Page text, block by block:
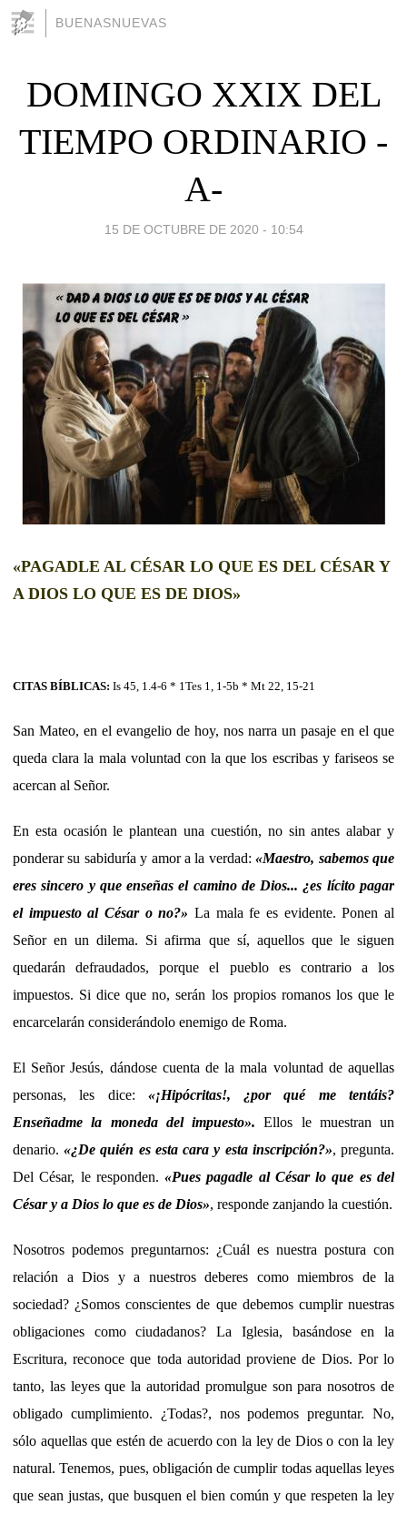
BUENASNUEVAS
DOMINGO XXIX DEL
TIEMPO ORDINARIO -
A-
15 DE OCTUBRE DE 2020 - 10:54
«PAGADLE AL CÉSAR LO QUE ES DEL CÉSAR Y
A DIOS LO QUE ES DE DIOS»
CITAS BÍBLICAS: Is 45, 1.4-6 * 1Tes 1, 1-5b * Mt 22, 15-21
San Mateo, en el evangelio de hoy, nos narra un pasaje en el que
queda clara la mala voluntad con la que los escribas y fariseos se
acercan al Señor.
En esta ocasión le plantean una cuestión, no sin antes alabar y
ponderar su sabiduría y amor a la verdad:«Maestro, sabemos que
eres sincero y que enseñas el camino de Dios... ¿es lícito pagar
el impuesto al César o no?» La mala fe es evidente. Ponen al
Señor en un dilema. Si afirma que sí, aquellos que le siguen
quedarán defraudados, porque el pueblo es contrario a los
impuestos. Si dice que no, serán los propios romanos los que le
encarcelarán considerándolo enemigo de Roma.
El Señor Jesús, dándose cuenta de la mala voluntad de aquellas
personas, les dice: «¡Hipócritas!, ¿por qué me tentáis?
Enseñadme la moneda del impuesto». Ellos le muestran un
denario.«¿De quién es esta cara y esta inscripción?», pregunta.
Del César, le responden.«Pues pagadle al César lo que es del
César y a Dios lo que es de Dios», responde zanjando la cuestión.
Nosotros podemos preguntarnos: ¿Cuál es nuestra postura con
relación a Dios y a nuestros deberes como miembros de la
sociedad? ¿Somos conscientes de que debemos cumplir nuestras
obligaciones como ciudadanos? La Iglesia, basándose en la
Escritura, reconoce que toda autoridad proviene de Dios. Por lo
tanto, las leyes que la autoridad promulgue son para nosotros de
obligado cumplimiento. ¿Todas?, nos podemos preguntar. No,
sólo aquellas que estén de acuerdo con la ley de Dios o con la ley
natural. Tenemos, pues, obligación de cumplir todas aquellas leyes
que sean justas, que busquen el bien común y que respeten la ley